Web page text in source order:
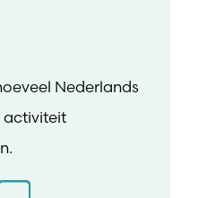
Nederlands
activiteit